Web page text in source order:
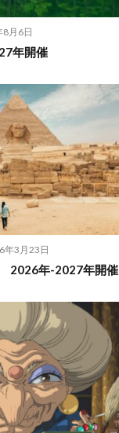
月6日
年開催
年3月23日
2026年-2027年開催